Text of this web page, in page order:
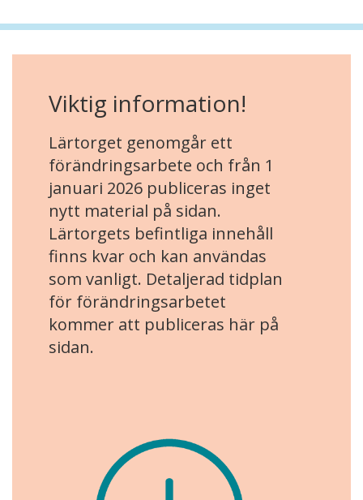
Viktig information!
Lärtorget genomgår ett
förändringsarbete och från 1
januari 2026 publiceras inget
nytt material på sidan.
Lärtorgets befintliga innehåll
finns kvar och kan användas
som vanligt. Detaljerad tidplan
för förändringsarbetet
kommer att publiceras här på
sidan.